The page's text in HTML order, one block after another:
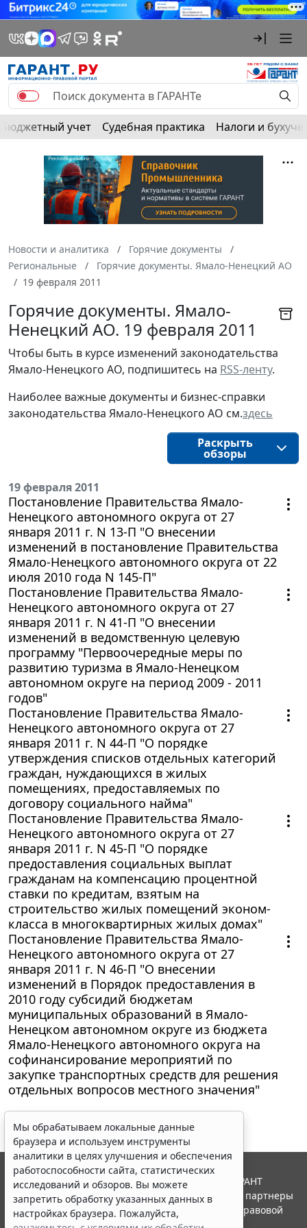
Бюджетный учет Судебная практика Налоги и
Новости и аналитика
Горячие документы
Региональные
Горячие документы. Ямало-Ненецкий АО
19 февраля 2011
Горячие документы. Ямало-
Ненецкий АО. 19 февраля 2011
Чтобы быть в курсе изменений законодательства
Ямало-Ненецкого АО, подпишитесь на RSS-ленту.
Наиболее важные документы и бизнес-справки
законодательства Ямало-Ненецкого АО см.здесь
Раскрыть
обзоры
19 февраля 2011
Постановление Правительства Ямало-
Ненецкого автономного округа от 27
января 2011 г. N 13-П "О внесении
изменений в постановление Правительства
Ямало-Ненецкого автономного округа от 22
июля 2010 года N 145-П"
Постановление Правительства Ямало-
Ненецкого автономного округа от 27
января 2011 г. N 41-П "О внесении
изменений в ведомственную целевую
программу "Первоочередные меры по
развитию туризма в Ямало-Ненецком
автономном округе на период 2009 - 2011
годов"
Постановление Правительства Ямало-
Ненецкого автономного округа от 27
января 2011 г. N 44-П "О порядке
утверждения списков отдельных категорий
граждан, нуждающихся в жилых
помещениях, предоставляемых по
договору социального найма"
Постановление Правительства Ямало-
Ненецкого автономного округа от 27
января 2011 г. N 45-П "О порядке
предоставления социальных выплат
гражданам на компенсацию процентной
ставки по кредитам, взятым на
строительство жилых помещений эконом-
класса в многоквартирных жилых домах"
Постановление Правительства Ямало-
Ненецкого автономного округа от 27
января 2011 г. N 46-П "О внесении
изменений в Порядок предоставления в
2010 году субсидий бюджетам
муниципальных образований в Ямало-
Ненецком автономном округе из бюджета
Ямало-Ненецкого автономного округа на
софинансирование мероприятий по
закупке транспортных средств для решения
отдельных вопросов местного значения"
Мы обрабатываем локальные данные
браузера и используем инструменты
аналитики в целях улучшения и обеспечения
работоспособности сайта, статистических
исследований и обзоров. Вы можете
запретить обработку указанных данных в
настройках браузера. Пожалуйста,
© ООО "НПП "ГАРАНТ-СЕРВИС", 2026. Система ГАРАНТ
выпускается с 1990 года. Компания "Гарант" и ее партнеры
являются участниками Российской ассоциации правовой
информации ГАРАНТ.